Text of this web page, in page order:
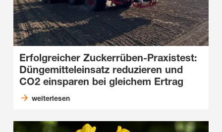
Erfolgreicher Zuckerrüben-Praxistest:
Düngemitteleinsatz reduzieren und
CO2 einsparen bei gleichem Ertrag
weiterlesen